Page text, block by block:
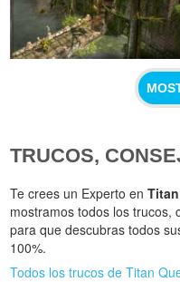
TRUCOS,
Te crees un Experto en
mostramos todos los trucos,
para que descubras todos
100%.
Todos los trucos de Titan